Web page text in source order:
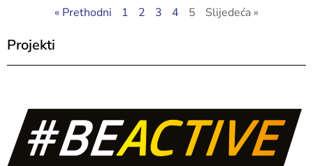
« Prethodni 1 2 3 4 5 Slijedeća »
Projekti